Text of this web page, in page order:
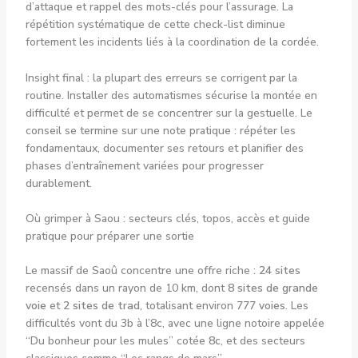
d’attaque et rappel des mots-clés pour l’assurage. La
répétition systématique de cette check-list diminue
fortement les incidents liés à la coordination de la cordée.
Insight final : la plupart des erreurs se corrigent par la
routine. Installer des automatismes sécurise la montée en
difficulté et permet de se concentrer sur la gestuelle. Le
conseil se termine sur une note pratique : répéter les
fondamentaux, documenter ses retours et planifier des
phases d’entraînement variées pour progresser
durablement.
Où grimper à Saou : secteurs clés, topos, accès et guide
pratique pour préparer une sortie
Le massif de Saoû concentre une offre riche : 24 sites
recensés dans un rayon de 10 km, dont8 sites de grande
voie et 2 sites de trad, totalisant environ 777 voies. Les
difficultés vont du 3b à l’8c, avec une ligne notoire appelée
“Du bonheur pour les mules” cotée 8c, et des secteurs